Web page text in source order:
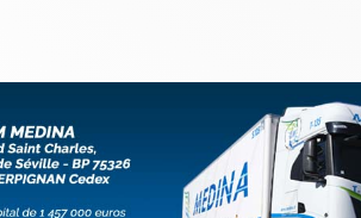
SAS LM MEDINA - Le Grand Saint Charles, 131 rue
SA S au capital de 1 457 000